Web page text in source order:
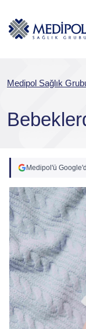
Medipol Sağlık
Medipol'ü